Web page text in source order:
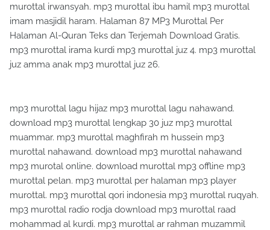
murottal irwansyah. mp3 murottal ibu hamil mp3 murottal
imam masjidil haram. Halaman 87 MP3 Murottal Per
Halaman Al-Quran Teks dan Terjemah Download Gratis.
mp3 murottal irama kurdi mp3 murottal juz 4. mp3 murottal
juz amma anak mp3 murottal juz 26.
mp3 murottal lagu hijaz mp3 murottal lagu nahawand.
download mp3 murottal lengkap 30 juz mp3 murottal
muammar. mp3 murottal maghfirah m hussein mp3
murottal nahawand. download mp3 murottal nahawand
mp3 murotal online. download murottal mp3 offline mp3
murottal pelan. mp3 murottal per halaman mp3 player
murottal. mp3 murottal qori indonesia mp3 murottal ruqyah.
mp3 murottal radio rodja download mp3 murottal raad
mohammad al kurdi. mp3 murottal ar rahman muzammil